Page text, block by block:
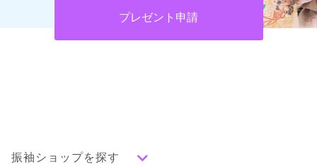
プレゼント申請
振袖ショップを探す